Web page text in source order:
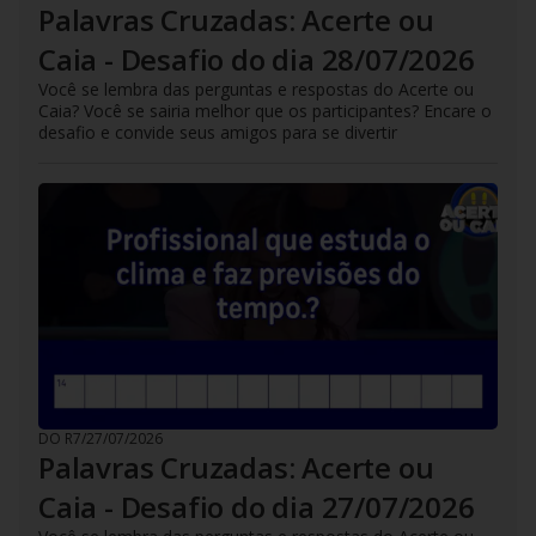
Palavras Cruzadas: Acerte ou
Caia - Desafio do dia 28/07/2026
Você se lembra das perguntas e respostas do Acerte ou
Caia? Você se sairia melhor que os participantes? Encare o
desafio e convide seus amigos para se divertir
DO R7/27/07/2026
Palavras Cruzadas: Acerte ou
Caia - Desafio do dia 27/07/2026